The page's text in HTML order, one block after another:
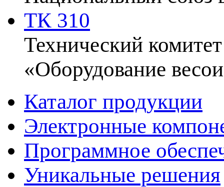
ТК 310
Технический
«Оборудование
Каталог продукции
Электронные
Программное
Уникальные решения